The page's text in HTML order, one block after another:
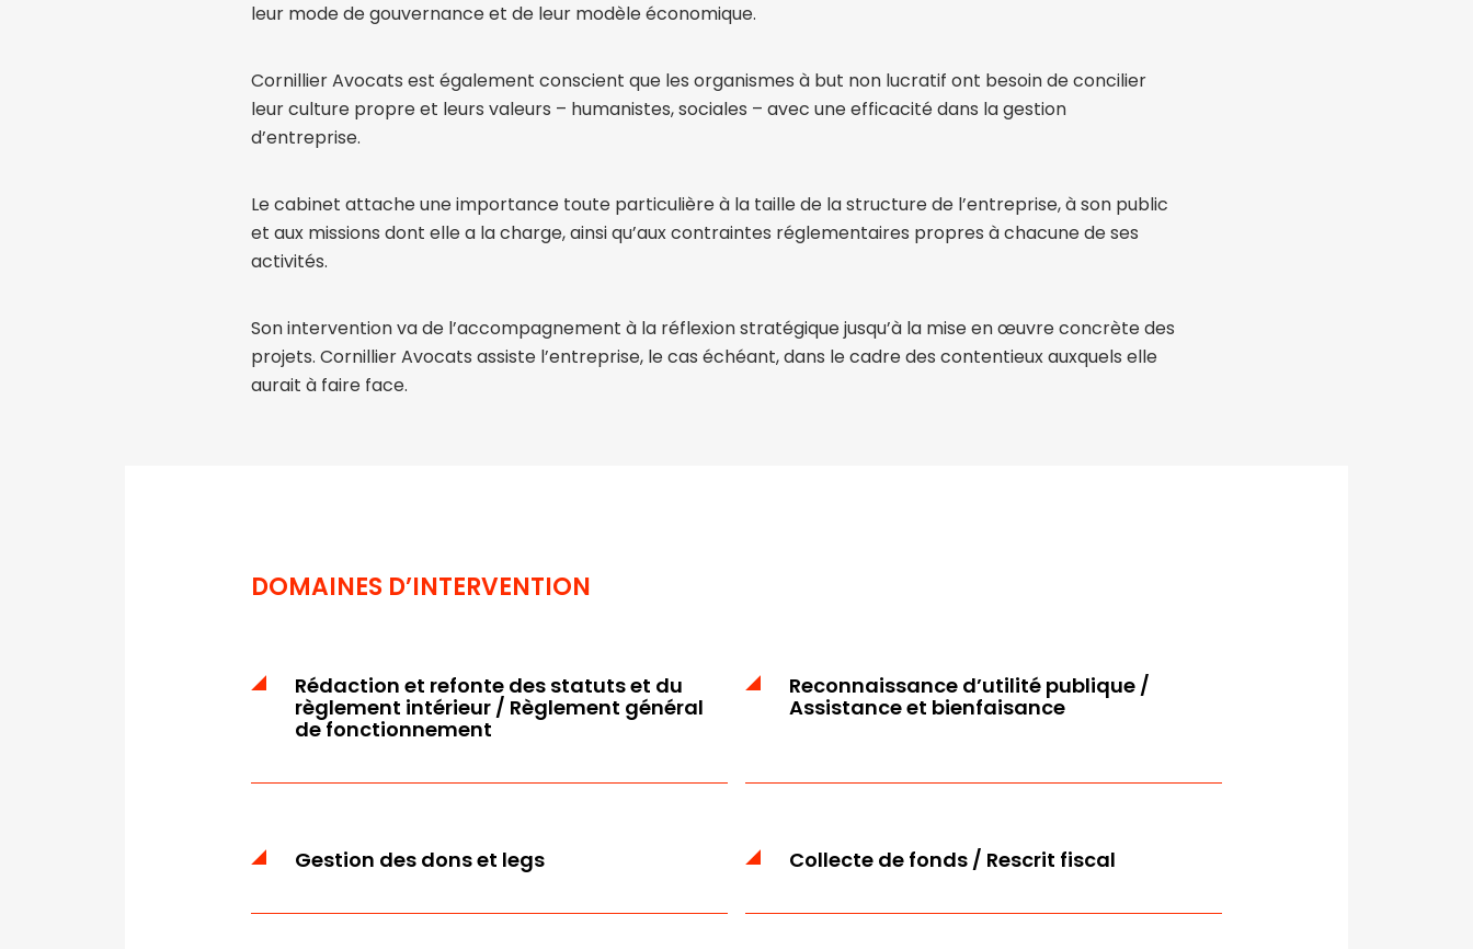
leur mode de gouvernance et de leur modèle économique.
Cornillier Avocats est également conscient que les organismes à but non lucratif ont besoin de concilier
leur culture propre et leurs valeurs – humanistes, sociales – avec une efficacité dans la gestion
d’entreprise.
Le cabinet attache une importance toute particulière à la taille de la structure de l’entreprise, à son public
et aux missions dont elle a la charge, ainsi qu’aux contraintes réglementaires propres à chacune de ses
activités.
Son intervention va de l’accompagnement à la réflexion stratégique jusqu’à la mise en œuvre concrète des
projets. Cornillier Avocats assiste l’entreprise, le cas échéant, dans le cadre des contentieux auxquels elle
aurait à faire face.
DOMAINES D’INTERVENTION
Rédaction et refonte des statuts et du
règlement intérieur / Règlement général
de fonctionnement
Reconnaissance d’utilité publique /
Assistance et bienfaisance
Gestion des dons et legs Collecte de fonds / Rescrit fiscal